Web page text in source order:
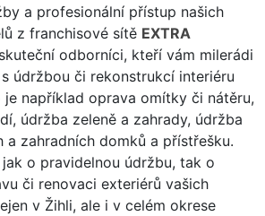
a profesionální přístup našich
z franchisové sítě EXTRA
odborníci, kteří vám milerádi
údržbou či rekonstrukcí interiéru
například oprava omítky či nátěru,
údržba zeleně a zahrady, údržba
zahradních domků a přístřešku.
o pravidelnou údržbu, tak o
či renovaci exteriérů vašich
v Žihli, ale i v celém okrese